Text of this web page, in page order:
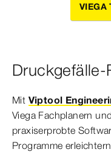
VIEGA
Druckgefälle-
Mit Viptool
Viega Fachplanern
praxiserprobte
Programme